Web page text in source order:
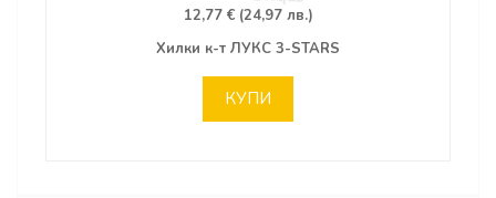
12,77 € (24,97 лв.)
Хилки к-т ЛУКС 3-STARS
КУПИ